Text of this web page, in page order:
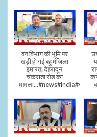
वन विभाग की भूमि पर
खड़ी हो गई बहु मंजिला
इमारत, देहरादून
चकराता रोड का
मामला...#news#india#video